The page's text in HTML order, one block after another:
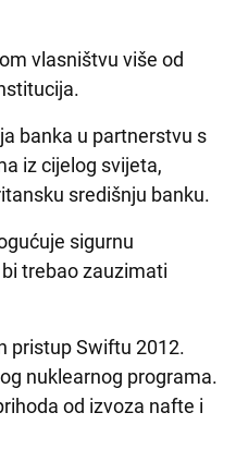
vlasništvu više od
banka u partnerstvu s
iz cijelog svijeta,
središnju banku.
sigurnu
trebao zauzimati
pristup Swiftu 2012.
nuklearnog programa.
od izvoza nafte i